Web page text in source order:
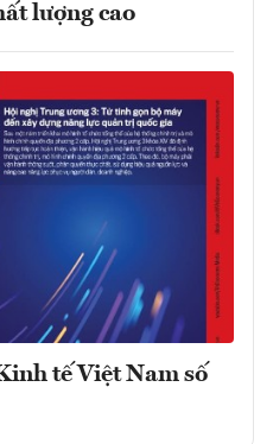
lượng cao
tế Việt Nam số